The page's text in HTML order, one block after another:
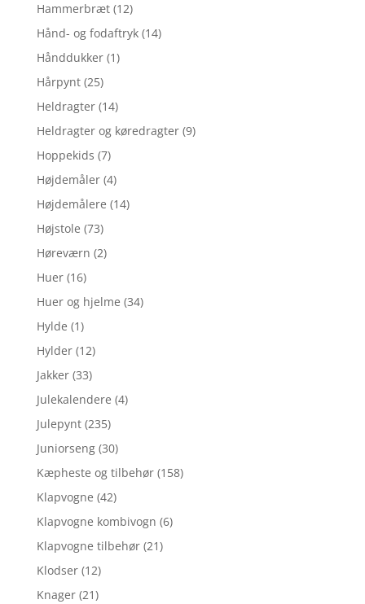
Hammerbræt (12)
Hånd- og fodaftryk (14)
Hånddukker (1)
Hårpynt (25)
Heldragter (14)
Heldragter og køredragter (9)
Hoppekids (7)
Højdemåler (4)
Højdemålere (14)
Højstole (73)
Høreværn (2)
Huer (16)
Huer og hjelme (34)
Hylde (1)
Hylder (12)
Jakker (33)
Julekalendere (4)
Julepynt (235)
Juniorseng (30)
Kæpheste og tilbehør (158)
Klapvogne (42)
Klapvogne kombivogn (6)
Klapvogne tilbehør (21)
Klodser (12)
Knager (21)